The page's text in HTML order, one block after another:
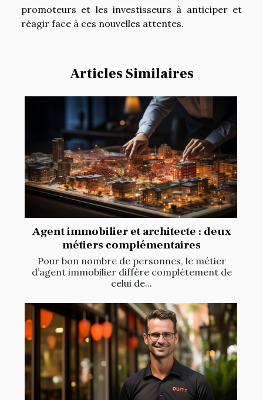
promoteurs et les investisseurs à anticiper et
réagir face à ces nouvelles attentes.
Articles Similaires
Agent immobilier et architecte : deux
métiers complémentaires
Pour bon nombre de personnes, le métier
d’agent immobilier diffère complètement de
celui de...